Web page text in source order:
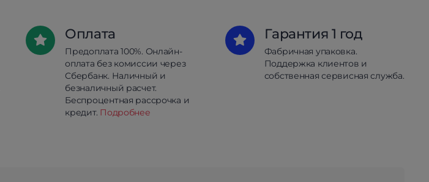
Оплата
Предоплата 100%. Онлайн-
оплата без комиссии через
Сбербанк. Наличный и
безналичный расчет.
Беспроцентная рассрочка и
кредит. Подробнее
Гарантия 1 год
Фабричная упаковка.
Поддержка клиентов и
собственная сервисная служба.